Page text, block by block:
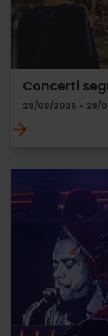
Concerti
29/08/2026 - 29/